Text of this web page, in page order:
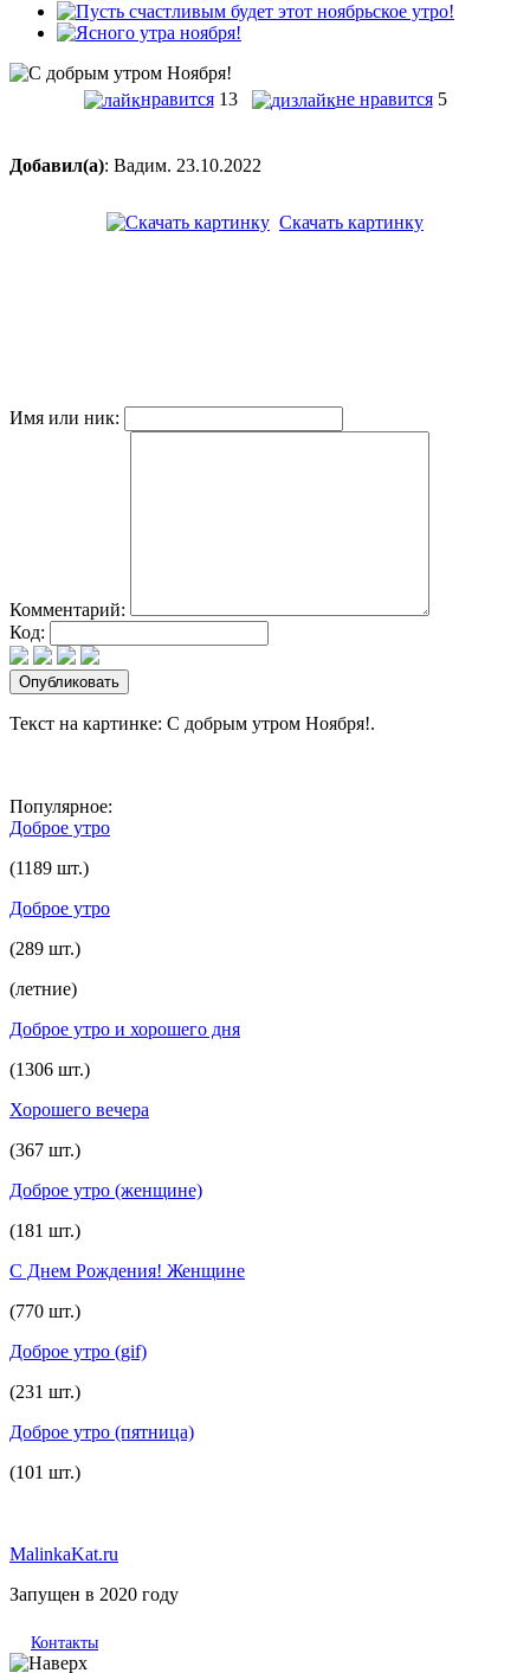
нравится 13 не нравится 5
Добавил(а): Вадим. 23.10.2022
Скачать картинку
Имя или ник:
Комментарий:
Код:
Текст на картинке: С добрым утром Ноября!.
Популярное:
Доброе утро
(1189 шт.)
Доброе утро
(289 шт.)
(летние)
Доброе утро и хорошего дня
(1306 шт.)
Хорошего вечера
(367 шт.)
Доброе утро (женщине)
(181 шт.)
С Днем Рождения! Женщине
(770 шт.)
Доброе утро (gif)
(231 шт.)
Доброе утро (пятница)
(101 шт.)
MalinkaKat.ru
Запущен в 2020 году
Контакты